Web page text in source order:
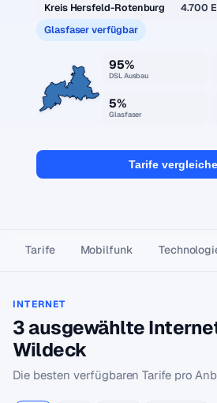
Kreis Hersfeld-Rotenburg
4.700
Glasfaser verfügbar
95%
DSL Ausbau
5%
Glasfaser
Tarife
Tarife Mobilfunk
INTERNET
3 ausgewählte
Wildeck
Die besten verfügbaren Tarife pro